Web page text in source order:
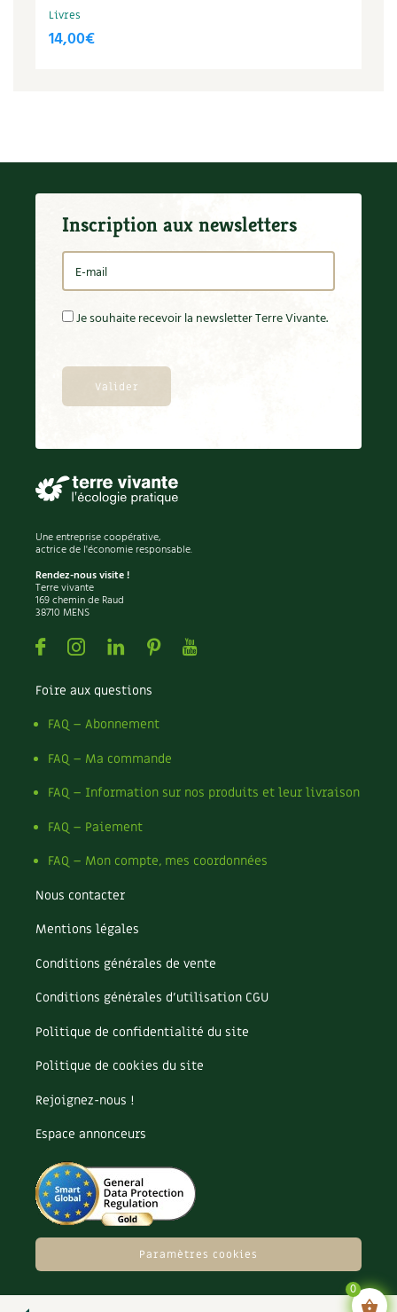
Livres
14,00€
Inscription aux newsletters
Je souhaite recevoir la newsletter Terre Vivante.
Une entreprise coopérative,
actrice de l'économie responsable.
Rendez-nous visite !
Terre vivante
169 chemin de Raud
38710 MENS
FacebookInstagramLinkedin
PinterestYoutube
Foire aux questions
FAQ – Abonnement
FAQ – Ma commande
FAQ – Information sur nos produits et leur livraison
FAQ – Paiement
FAQ – Mon compte, mes coordonnées
Nous contacter
Mentions légales
Conditions générales de vente
Conditions générales d’utilisation CGU
Politique de confidentialité du site
Politique de cookies du site
Rejoignez-nous !
Espace annonceurs
Paramètres cookies
0